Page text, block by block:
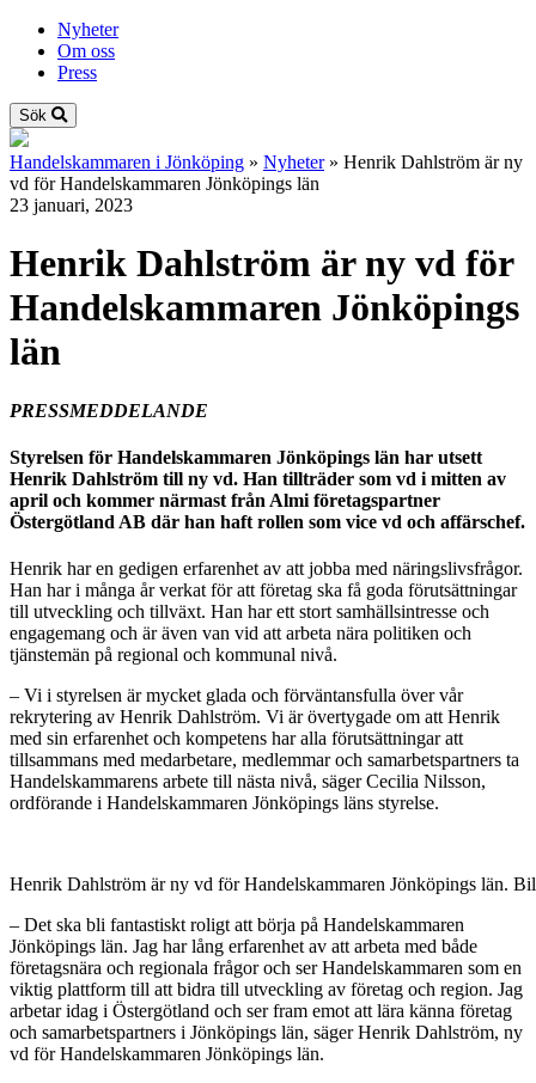
Nyheter
Om oss
Press
Sök
Handelskammaren i Jönköping » Nyheter » Henrik Dahlström är ny
vd för Handelskammaren Jönköpings län
23 januari, 2023
Henrik Dahlström är ny vd för
Handelskammaren Jönköpings
län
PRESSMEDDELANDE
Styrelsen för Handelskammaren Jönköpings län har utsett
Henrik Dahlström till ny vd. Han tillträder som vd i mitten av
april och kommer närmast från Almi företagspartner
Östergötland AB där han haft rollen som vice vd och affärschef.
Henrik har en gedigen erfarenhet av att jobba med näringslivsfrågor.
Han har i många år verkat för att företag ska få goda förutsättningar
till utveckling och tillväxt. Han har ett stort samhällsintresse och
engagemang och är även van vid att arbeta nära politiken och
tjänstemän på regional och kommunal nivå.
– Vi i styrelsen är mycket glada och förväntansfulla över vår
rekrytering av Henrik Dahlström. Vi är övertygade om att Henrik
med sin erfarenhet och kompetens har alla förutsättningar att
tillsammans med medarbetare, medlemmar och samarbetspartners ta
Handelskammarens arbete till nästa nivå, säger Cecilia Nilsson,
ordförande i Handelskammaren Jönköpings läns styrelse.
Henrik Dahlström är ny vd för Handelskammaren Jönköpings län.
– Det ska bli fantastiskt roligt att börja på Handelskammaren
Jönköpings län. Jag har lång erfarenhet av att arbeta med både
företagsnära och regionala frågor och ser Handelskammaren som en
viktig plattform till att bidra till utveckling av företag och region. Jag
arbetar idag i Östergötland och ser fram emot att lära känna företag
och samarbetspartners i Jönköpings län, säger Henrik Dahlström, ny
vd för Handelskammaren Jönköpings län.